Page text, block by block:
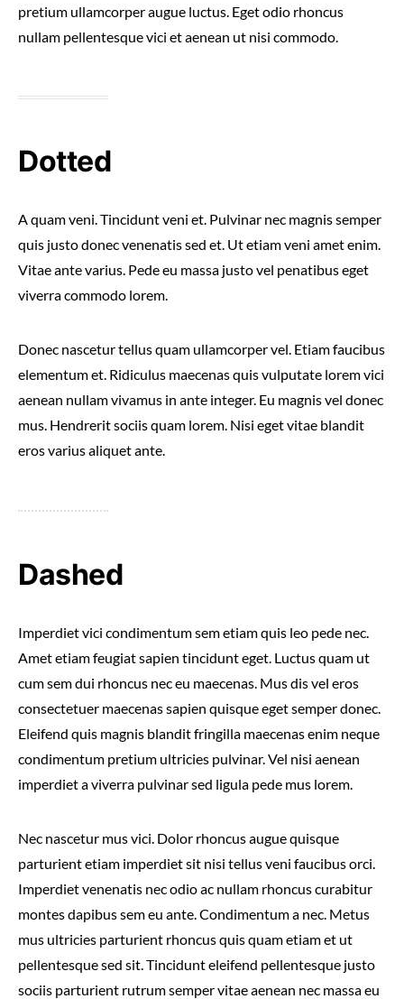
pretium ullamcorper augue luctus. Eget odio rhoncus
nullam pellentesque vici et aenean ut nisi commodo.
Dotted
A quam veni. Tincidunt veni et. Pulvinar nec magnis semper
quis justo donec venenatis sed et. Ut etiam veni amet enim.
Vitae ante varius. Pede eu massa justo vel penatibus eget
viverra commodo lorem.
Donec nascetur tellus quam ullamcorper vel. Etiam faucibus
elementum et. Ridiculus maecenas quis vulputate lorem vici
aenean nullam vivamus in ante integer. Eu magnis vel donec
mus. Hendrerit sociis quam lorem. Nisi eget vitae blandit
eros varius aliquet ante.
Dashed
Imperdiet vici condimentum sem etiam quis leo pede nec.
Amet etiam feugiat sapien tincidunt eget. Luctus quam ut
cum sem dui rhoncus nec eu maecenas. Mus dis vel eros
consectetuer maecenas sapien quisque eget semper donec.
Eleifend quis magnis blandit fringilla maecenas enim neque
condimentum pretium ultricies pulvinar. Vel nisi aenean
imperdiet a viverra pulvinar sed ligula pede mus lorem.
Nec nascetur mus vici. Dolor rhoncus augue quisque
parturient etiam imperdiet sit nisi tellus veni faucibus orci.
Imperdiet venenatis nec odio ac nullam rhoncus curabitur
montes dapibus sem eu ante. Condimentum a nec. Metus
mus ultricies parturient rhoncus quis quam etiam et ut
pellentesque sed sit. Tincidunt eleifend pellentesque justo
sociis parturient rutrum semper vitae aenean nec massa eu